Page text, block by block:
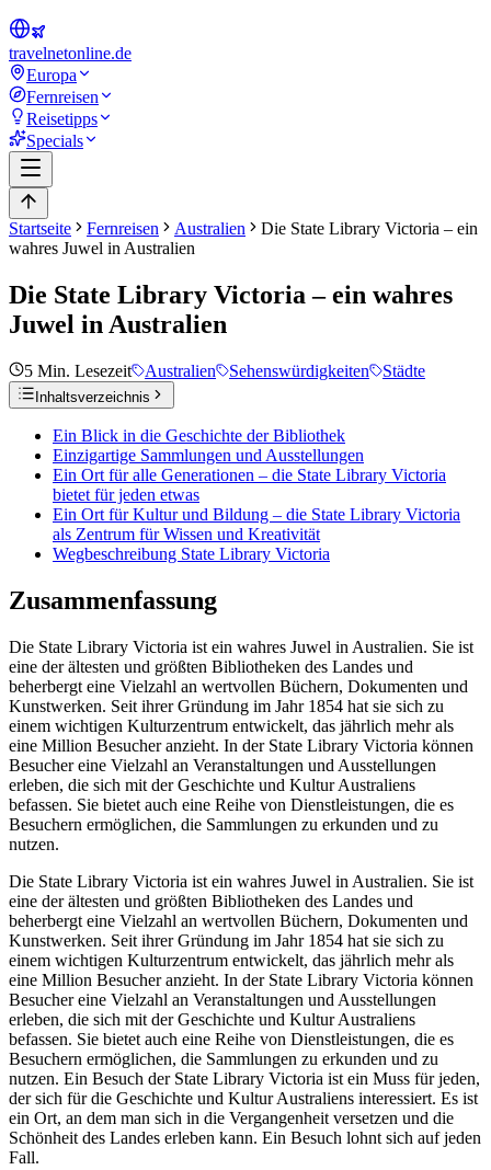
travelnetonline.de
Europa
Fernreisen
Reisetipps
Specials
Startseite Fernreisen Australien
Die State Library Victoria – ein
wahres Juwel in Australien
Die State Library Victoria – ein wahres
Juwel in Australien
5 Min. Lesezeit Australien Sehenswürdigkeiten Städte
Inhaltsverzeichnis
Ein Blick in die Geschichte der Bibliothek
Einzigartige Sammlungen und Ausstellungen
Ein Ort für alle Generationen – die State Library Victoria
bietet für jeden etwas
Ein Ort für Kultur und Bildung – die State Library Victoria
als Zentrum für Wissen und Kreativität
Wegbeschreibung State Library Victoria
Zusammenfassung
Die State Library Victoria ist ein wahres Juwel in Australien. Sie ist
eine der ältesten und größten Bibliotheken des Landes und
beherbergt eine Vielzahl an wertvollen Büchern, Dokumenten und
Kunstwerken. Seit ihrer Gründung im Jahr 1854 hat sie sich zu
einem wichtigen Kulturzentrum entwickelt, das jährlich mehr als
eine Million Besucher anzieht. In der State Library Victoria können
Besucher eine Vielzahl an Veranstaltungen und Ausstellungen
erleben, die sich mit der Geschichte und Kultur Australiens
befassen. Sie bietet auch eine Reihe von Dienstleistungen, die es
Besuchern ermöglichen, die Sammlungen zu erkunden und zu
nutzen.
Die State Library Victoria ist ein wahres Juwel in Australien. Sie ist
eine der ältesten und größten Bibliotheken des Landes und
beherbergt eine Vielzahl an wertvollen Büchern, Dokumenten und
Kunstwerken. Seit ihrer Gründung im Jahr 1854 hat sie sich zu
einem wichtigen Kulturzentrum entwickelt, das jährlich mehr als
eine Million Besucher anzieht. In der State Library Victoria können
Besucher eine Vielzahl an Veranstaltungen und Ausstellungen
erleben, die sich mit der Geschichte und Kultur Australiens
befassen. Sie bietet auch eine Reihe von Dienstleistungen, die es
Besuchern ermöglichen, die Sammlungen zu erkunden und zu
nutzen. Ein Besuch der State Library Victoria ist ein Muss für jeden,
der sich für die Geschichte und Kultur Australiens interessiert. Es ist
ein Ort, an dem man sich in die Vergangenheit versetzen und die
Schönheit des Landes erleben kann. Ein Besuch lohnt sich auf jeden
Fall.